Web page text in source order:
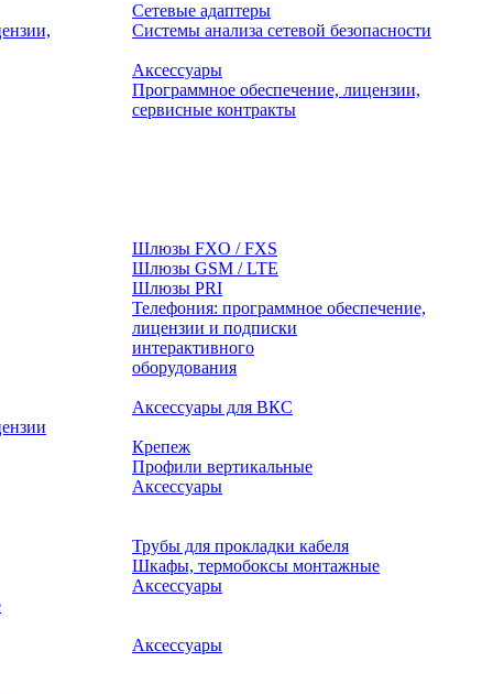
Сетевые адаптеры
Системы анализа сетевой безопасности
Аксессуары
Программное обеспечение, лицензии,
сервисные контракты
Шлюзы FXO / FXS
Шлюзы GSM / LTE
Шлюзы PRI
Телефония: программное обеспечение,
лицензии и подписки
оборудования
Аксессуары для ВКС
Крепеж
Профили вертикальные
Аксессуары
Трубы для прокладки кабеля
Шкафы, термобоксы монтажные
Аксессуары
Аксессуары